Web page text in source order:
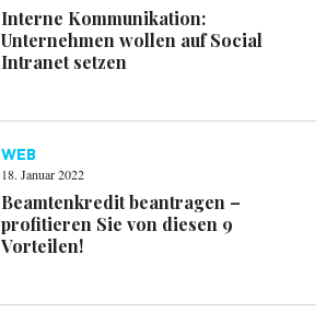
Interne Kommunikation:
Unternehmen wollen auf Social
Intranet setzen
WEB
18. Januar 2022
Beamtenkredit beantragen –
profitieren Sie von diesen 9
Vorteilen!